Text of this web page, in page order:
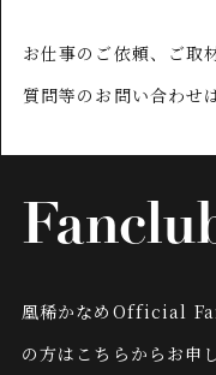
お仕事のご依頼、ご取
質問等のお問い合わせ
凰稀かなめOfficial
の方はこちらからお申